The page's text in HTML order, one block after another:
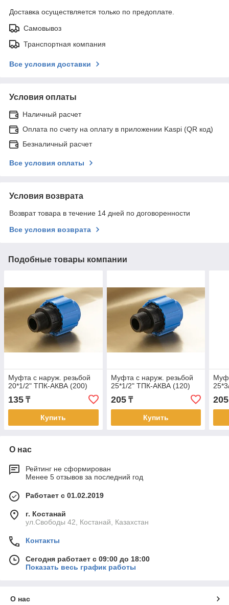
Доставка осуществляется только по предоплате.
Самовывоз
Транспортная компания
Все условия доставки
Условия оплаты
Наличный расчет
Оплата по счету на оплату в приложении Kaspi (QR код)
Безналичный расчет
Все условия оплаты
Условия возврата
Возврат товара в течение 14 дней по договоренности
Все условия возврата
Подобные товары компании
Муфта с наруж. резьбой
20*1/2" ТПК-АКВА (200)
135 ₸
Купить
Муфта с наруж. резьбой
25*1/2" ТПК-АКВА (120)
205₸
Купить
205
О нас
Рейтинг не сформирован
Менее 5 отзывов за последний год
Работает с 01.02.2019
г. Костанай
ул.Свободы 42, Костанай, Казахстан
Контакты
Сегодня работает с 09:00 до 18:00
Показать весь график работы
О нас